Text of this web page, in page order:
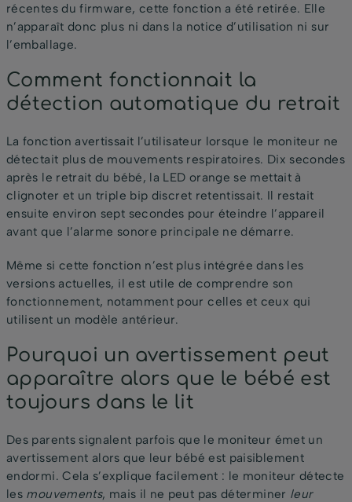
récentes du firmware, cette fonction a été retirée. Elle
n’apparaît donc plus ni dans la notice d’utilisation ni sur
l’emballage.
Comment fonctionnait la
détection automatique du retrait
La fonction avertissait l’utilisateur lorsque le moniteur ne
détectait plus de mouvements respiratoires. Dix secondes
après le retrait du bébé, la LED orange se mettait à
clignoter et un triple bip discret retentissait. Il restait
ensuite environ sept secondes pour éteindre l’appareil
avant que l’alarme sonore principale ne démarre.
Même si cette fonction n’est plus intégrée dans les
versions actuelles, il est utile de comprendre son
fonctionnement, notamment pour celles et ceux qui
utilisent un modèle antérieur.
Pourquoi un avertissement peut
apparaître alors que le bébé est
toujours dans le lit
Des parents signalent parfois que le moniteur émet un
avertissement alors que leur bébé est paisiblement
endormi. Cela s’explique facilement : le moniteur détecte
les mouvements, mais il ne peut pas déterminer leur